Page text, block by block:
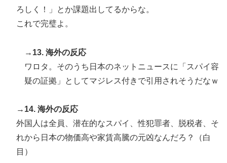
ろしく！」とか課題出してるからな。
これで完璧よ。
→13. 海外の反応
ワロタ。そのうち日本のネットニュースに「スパイ容
疑の証拠」としてマジレス付きで引用されそうだなｗ
→14. 海外の反応
外国人は全員、潜在的なスパイ、性犯罪者、脱税者、そ
れから日本の物価高や家賃高騰の元凶なんだろ？（白
目）